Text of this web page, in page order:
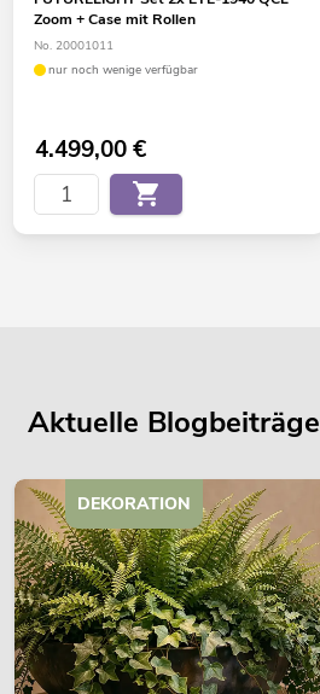
Zoom + Case mit Rollen
No. 20001011
nur noch wenige verfügbar
4.499,00€
Aktuelle Blogbeiträge
DEKORATION